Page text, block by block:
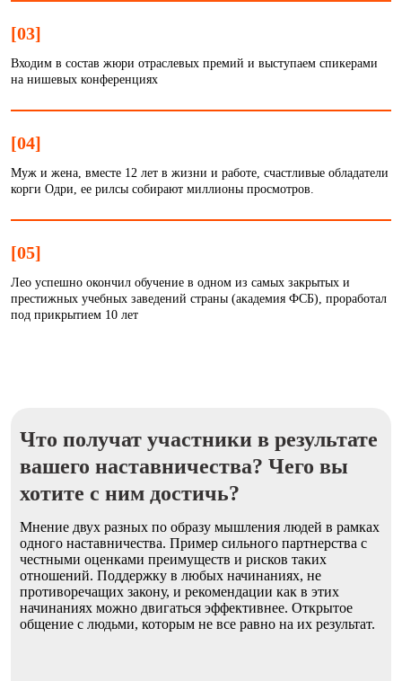
[03]
Входим в состав жюри отраслевых премий и выступаем спикерами
на нишевых конференциях
[04]
Муж и жена, вместе 12 лет в жизни и работе, счастливые обладатели
корги Одри, ее рилсы собирают миллионы просмотров.
[05]
Лео успешно окончил обучение в одном из самых закрытых и
престижных учебных заведений страны (академия ФСБ), проработал
под прикрытием 10 лет
Что получат участники в результате
вашего наставничества? Чего вы
хотите с ним достичь?
Мнение двух разных по образу мышления людей в рамках
одного наставничества. Пример сильного партнерства с
честными оценками преимуществ и рисков таких
отношений. Поддержку в любых начинаниях, не
противоречащих закону, и рекомендации как в этих
начинаниях можно двигаться эффективнее. Открытое
общение с людьми, которым не все равно на их результат.